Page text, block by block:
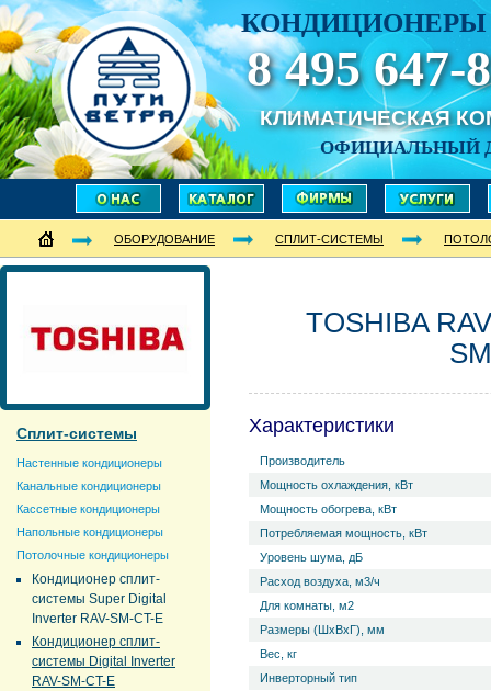
КОНДИЦИОНЕРЫ
8 495 647-
КЛИМАТИЧЕСКАЯ
ОФИЦИАЛЬНЫЙ
ОБОРУДОВАНИЕ СПЛИТ-СИСТЕМЫ
Сплит-системы
Настенные кондиционеры
Канальные кондиционеры
Кассетные кондиционеры
Напольные кондиционеры
Потолочные кондиционеры
Кондиционер сплит-
системы Super Digital
Inverter RAV-SM-CT-E
Кондиционер сплит-
системы Digital Inverter
RAV-SM-CT-E
TOSHIBA
Характеристики
Производитель
Мощность охлаждения, кВт
Мощность обогрева, кВт
Потребляемая мощность, кВт
Уровень ш­ума, дБ
Расход воздуха, м3/ч
Для комнаты, м2
Размеры (ШхВхГ), мм
Вес, кг
Инверторный тип